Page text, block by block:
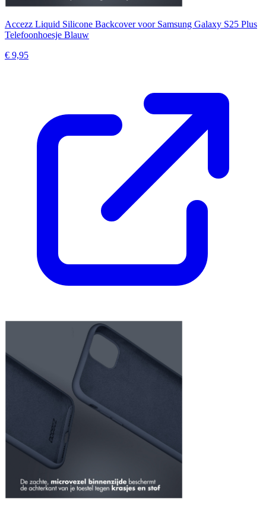
Accezz Liquid Silicone Backcover voor Samsung Galaxy S25 Plus
Telefoonhoesje Blauw
€ 9,95